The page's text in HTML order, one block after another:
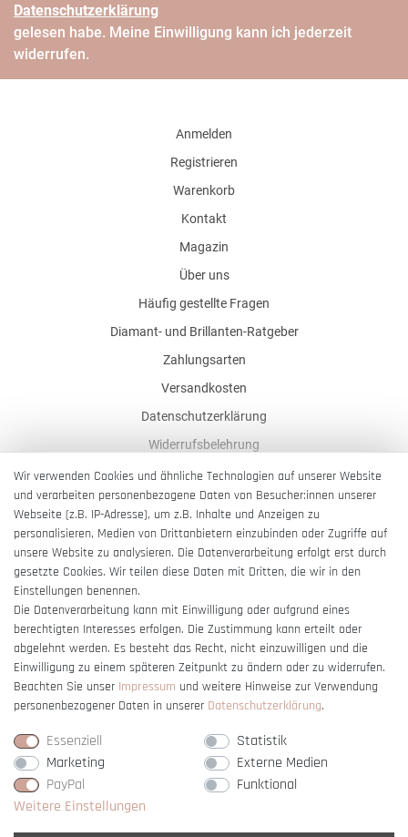
Daten­schutz­erklärung
gelesen habe. Meine Einwilligung kann ich jederzeit
widerrufen.
Anmelden
Registrieren
Warenkorb
Kontakt
Magazin
Über uns
Häufig gestellte Fragen
Diamant- und Brillanten-Ratgeber
Zahlungsarten
Versandkosten
Datenschutzerklärung
Widerrufsbelehrung
AGB
Impressum
Barrierefreiheitserklärung
Vertrag widerrufen
Wir verwenden Cookies und ähnliche Technologien auf unserer Website
und verarbeiten personenbezogene Daten von Besucher:innen unserer
Webseite (z.B. IP-Adresse), um z.B. Inhalte und Anzeigen zu
personalisieren, Medien von Drittanbietern einzubinden oder Zugriffe auf
unsere Website zu analysieren. Die Datenverarbeitung erfolgt erst durch
gesetzte Cookies. Wir teilen diese Daten mit Dritten, die wir in den
Einstellungen benennen.
Die Datenverarbeitung kann mit Einwilligung oder aufgrund eines
berechtigten Interesses erfolgen. Die Zustimmung kann erteilt oder
abgelehnt werden. Es besteht das Recht, nicht einzuwilligen und die
Einwilligung zu einem späteren Zeitpunkt zu ändern oder zu widerrufen.
Beachten Sie unser Impressum und weitere Hinweise zur Verwendung
personenbezogener Daten in unserer Daten­schutz­erklärung.
Essenziell
Statistik
Marketing
Externe Medien
PayPal
Funktional
Weitere Einstellungen